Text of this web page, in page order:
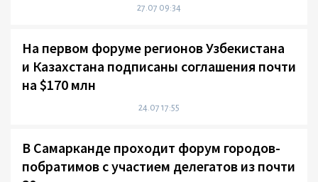
27.07 09:34
На первом форуме регионов Узбекистана
и Казахстана подписаны соглашения почти
на $170 млн
24.07 17:55
В Самарканде проходит форум городов-
побратимов с участием делегатов из почти